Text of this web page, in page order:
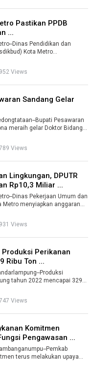
Pastikan PPDB
...
Dinas Pendidikan dan
Kota Metro
Views
Sandang Gelar
Bupati Pesawaran
meraih gelar Doktor Bidang
Views
Lingkungan, DPUTR
Rp10,3 Miliar ...
Dinas Pekerjaan Umum dan
Metro menyiapkan anggaran
Views
Produksi Perikanan
Ribu Ton ...
Produksi
tahun 2022 mencapai 329
Views
Komitmen
Pengawasan ...
Pemkab
terus melakukan upaya